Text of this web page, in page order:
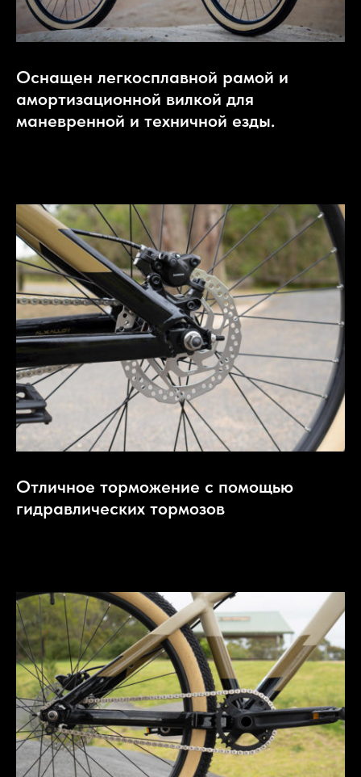
Оснащен легкосплавной рамой и
амортизационной вилкой для
маневренной и техничной езды.
Отличное торможение с помощью
гидравлических тормозов